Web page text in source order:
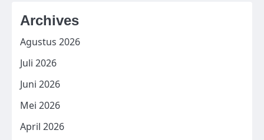
Archives
Agustus 2026
Juli 2026
Juni 2026
Mei 2026
April 2026